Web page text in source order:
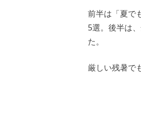
前半は「夏で
5選。後半は
た。
厳しい残暑で